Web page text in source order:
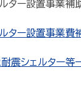
ター設置事業補
ター設置事業
耐震シェルター